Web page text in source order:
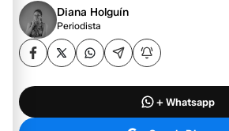
Diana Holguín
Periodista
+ Whatsapp